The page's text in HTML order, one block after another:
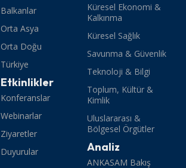
Balkanlar
Orta Asya
Orta Doğu
Türkiye
Etkinlikler
Konferanslar
Webinarlar
Ziyaretler
Duyurular
Küresel Ekonomi &
Kalkınma
Küresel Sağlık
Savunma & Güvenlik
Teknoloji & Bilgi
Toplum, Kültür &
Kimlik
Uluslararası &
Bölgesel Örgütler
Analiz
ANKASAM Bakış